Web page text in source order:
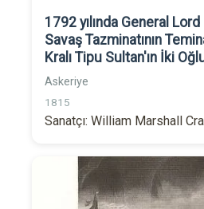
1792 yılında General
Savaş Tazminatının
Kralı Tipu Sultan'ın İki
Askeriye
1815
Sanatçı: William Marshall